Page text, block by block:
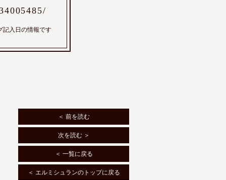
入日の情報です
＜ 前を読む
次を読む ＞
＜ 一覧に戻る
＜ エルミシュランのトップに戻る